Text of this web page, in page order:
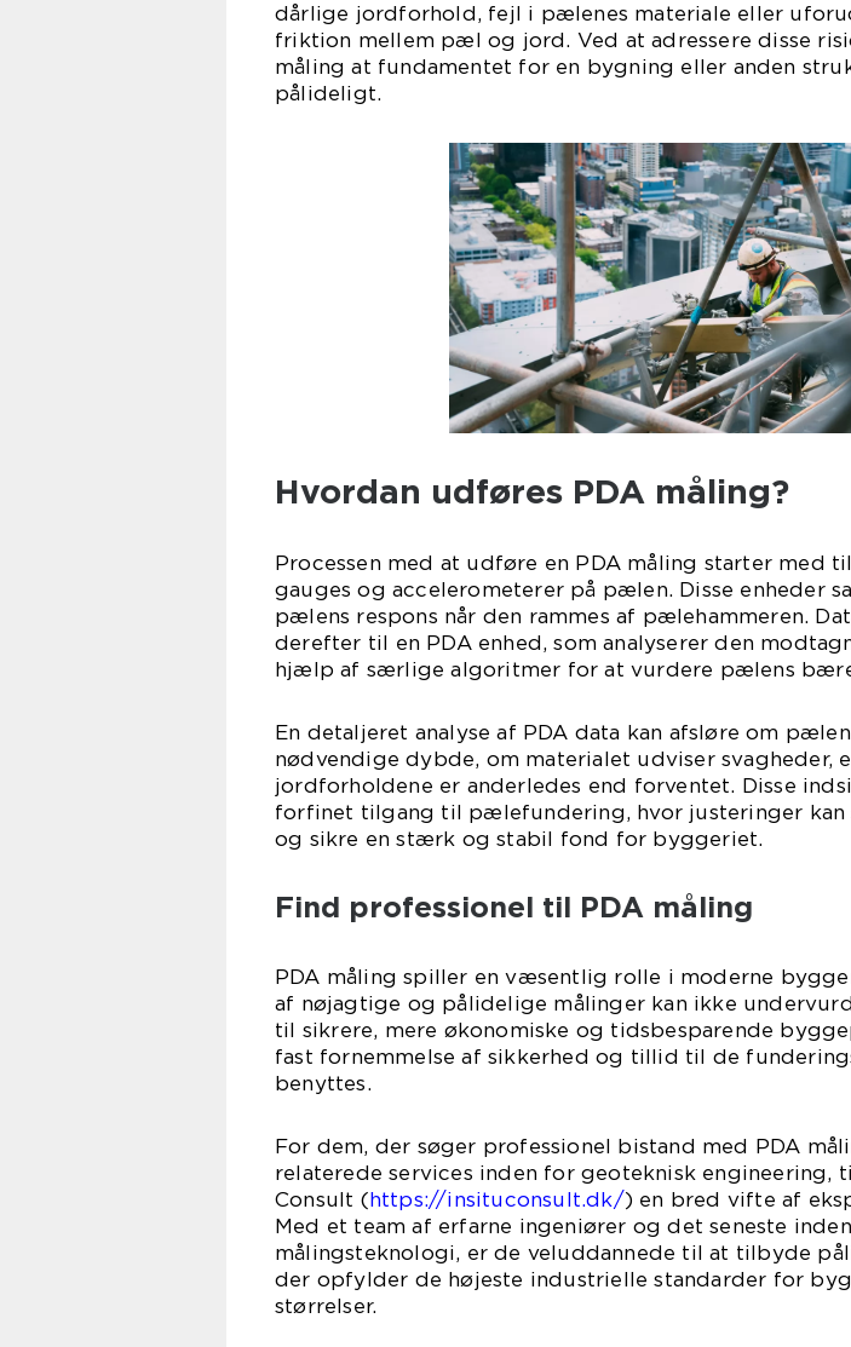
dårlige jordforhold, fejl i pælenes materiale eller
friktion mellem pæl og jord. Ved at adressere disse
måling at fundamentet for en bygning eller anden
pålideligt.
Hvordan udføres PDA måling?
Processen med at udføre en PDA måling starter med
gauges og accelerometerer på pælen. Disse enheder
pælens respons når den rammes af pælehammeren.
derefter til en PDA enhed, som analyserer den
hjælp af særlige algoritmer for at vurdere pælens
En detaljeret analyse af PDA data kan afsløre om
nødvendige dybde, om materialet udviser svagheder,
jordforholdene er anderledes end forventet. Disse
forfinet tilgang til pælefundering, hvor justeringer
og sikre en stærk og stabil fond for byggeriet.
Find professionel til PDA måling
PDA måling spiller en væsentlig rolle i moderne
af nøjagtige og pålidelige målinger kan ikke
til sikrere, mere økonomiske og tidsbesparende
fast fornemmelse af sikkerhed og tillid til de
benyttes.
For dem, der søger professionel bistand med PDA
relaterede services inden for geoteknisk engineering,
Consult (https://insituconsult.dk/) en bred vifte af
Med et team af erfarne ingeniører og det seneste
målingsteknologi, er de veluddannede til at tilbyde
der opfylder de højeste industrielle standarder for